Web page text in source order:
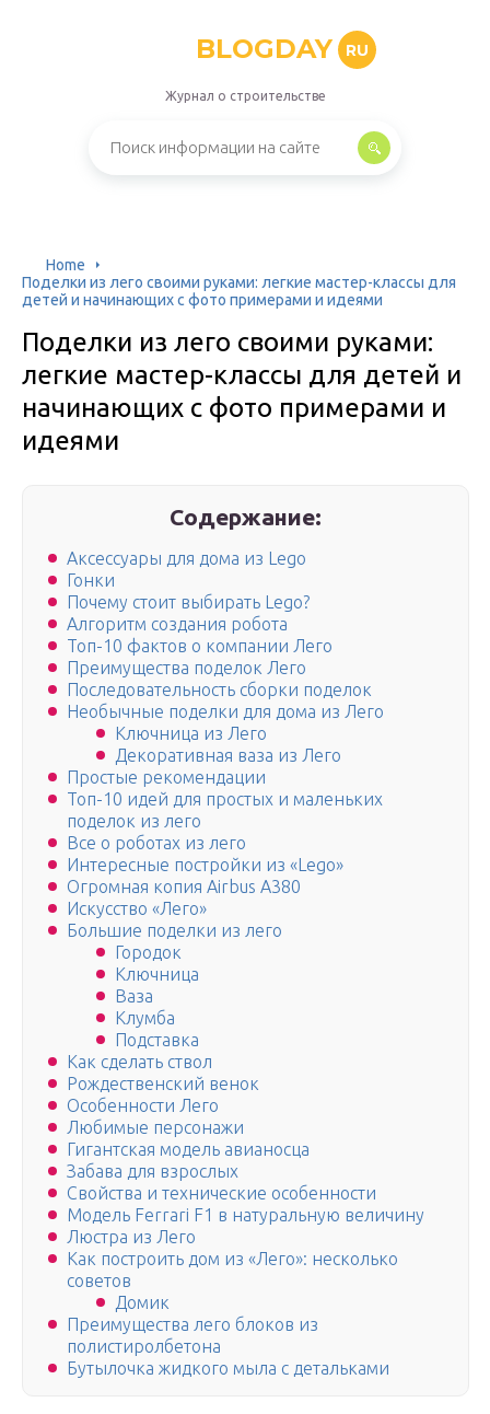
BLOGDAY RU
Журнал о строительстве
Home
Поделки из лего своими руками: легкие мастер-классы для
детей и начинающих с фото примерами и идеями
Поделки из лего своими руками:
легкие мастер-классы для детей и
начинающих с фото примерами и
идеями
Содержание:
Аксессуары для дома из Lego
Гонки
Почему стоит выбирать Lego?
Алгоритм создания робота
Топ-10 фактов о компании Лего
Преимущества поделок Лего
Последовательность сборки поделок
Необычные поделки для дома из Лего
Ключница из Лего
Декоративная ваза из Лего
Простые рекомендации
Топ-10 идей для простых и маленьких
поделок из лего
Все о роботах из лего
Интересные постройки из «Lego»
Огромная копия Airbus A380
Искусство «Лего»
Большие поделки из лего
Городок
Ключница
Ваза
Клумба
Подставка
Как сделать ствол
Рождественский венок
Особенности Лего
Любимые персонажи
Гигантская модель авианосца
Забава для взрослых
Свойства и технические особенности
Модель Ferrari F1 в натуральную величину
Люстра из Лего
Как построить дом из «Лего»: несколько
советов
Домик
Преимущества лего блоков из
полистиролбетона
Бутылочка жидкого мыла с детальками